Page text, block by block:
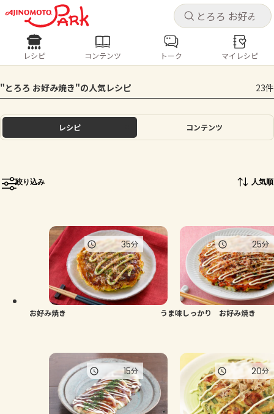
キャ
ログインするとレシピを保存できます
ログイン
ホーム
トーク
よくあるお問い合わせ
お買い物
キャ
レシピ コンテンツ
人気の食材・レシピ
きゅうり なす トマト とうもろこし
ピーマン
レシピ コンテンツ トーク マイレシピ
"とろろ お好み焼き"の人気レシピ 23件
レシピ コンテンツ
絞り込み 人気順
お好み焼き
35分
うま味しっかり お好み焼き
25分
15分 20分